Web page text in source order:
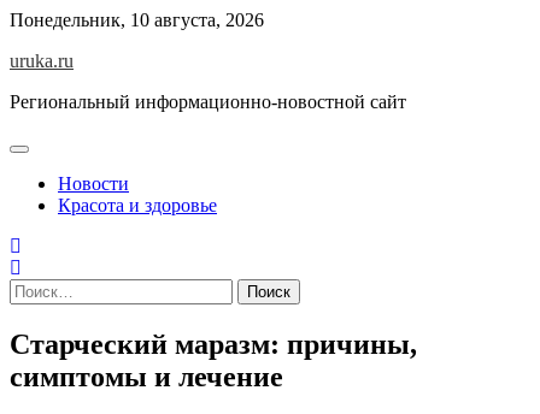
Skip
content
Понедельник, 10 августа, 2026
uruka.ru
Региональный информационно-новостной сайт
Новости
Красота и здоровье
Найти:
Старческий маразм: причины,
симптомы и лечение